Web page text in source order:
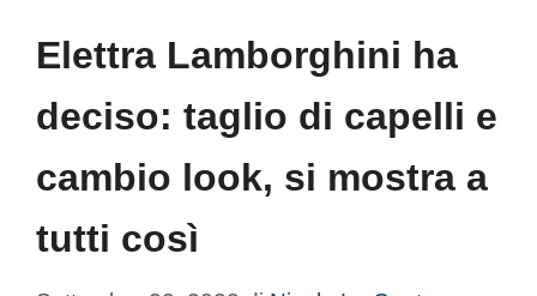
Elettra Lamborghini ha
deciso: taglio di capelli e
cambio look, si mostra a
tutti così